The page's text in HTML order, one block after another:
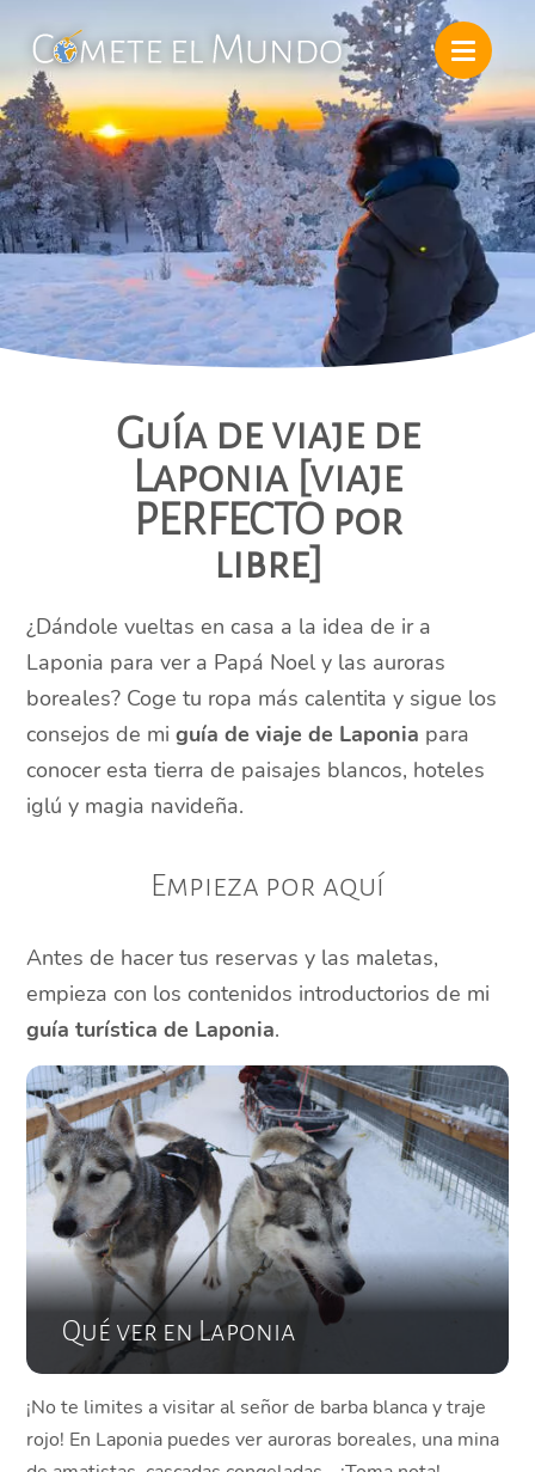
Guía de viaje de
Laponia [viaje
PERFECTO por
libre]
¿Dándole vueltas en casa a la idea de ir a
Laponia para ver a Papá Noel y las auroras
boreales? Coge tu ropa más calentita y sigue los
consejos de miguía de viaje de Laponia para
conocer esta tierra de paisajes blancos, hoteles
iglú y magia navideña.
Empieza por aquí
Antes de hacer tus reservas y las maletas,
empieza con los contenidos introductorios de mi
guía turística de Laponia.
Qué ver en Laponia
¡No te limites a visitar al señor de barba blanca y traje
rojo! En Laponia puedes ver auroras boreales, una mina